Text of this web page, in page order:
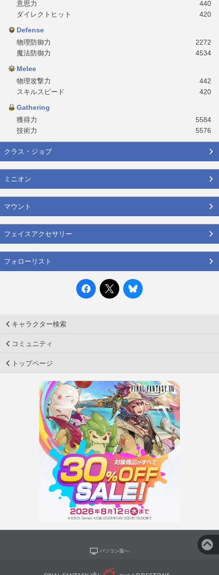
意思力
440
ダイレクトヒット
420
Defense
物理防御力
2272
魔法防御力
4534
Melee
物理攻撃力
442
スキルスピード
420
Gathering
獲得力
5584
技術力
5576
クラス・ジョブ
ミニオン
マウント
フェイスアクセサリー
フォローリスト
キャラクター検索
コミュニティ
トップページ
パソコン版へ